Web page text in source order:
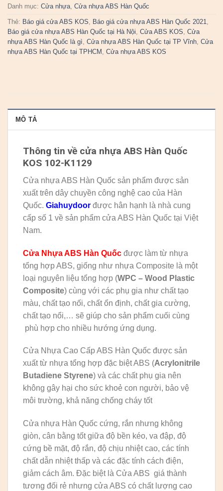
Danh mục: Cửa nhựa, Cửa nhựa ABS Hàn Quốc
Thẻ: Báo giá cửa ABS KOS, Báo giá cửa nhựa ABS Hàn Quốc 2021,
Báo giá cửa nhựa ABS Hàn Quốc tại Hà Nội, Cửa ABS KOS, Cửa
nhựa ABS Hàn Quốc là gì, Cửa nhựa ABS Hàn Quốc tại TP Vĩnh, Cửa
nhựa ABS Hàn Quốc tại TPHCM , Cửa nhựa ABS KOS
MÔ TẢ
Thông tin về cửa nhựa ABS Hàn Quốc
KOS 102-K1129
Cửa nhựa ABS Hàn Quốc sản phẩm được sản
xuất trên dây chuyền công nghệ cao của Hàn
Quốc. Giahuydoor được hân hạnh là nhà cung
cấp số 1 về sản phẩm cửa ABS Hàn Quốc tại Việt
Nam.
Cửa Nhựa ABS Hàn Quốc được làm từ nhựa
tổng hợp ABS, giống như nhựa Composite là một
loại nguyên liệu tổng hợp (WPC – Wood Plastic
Composite) cùng với các phụ gia như chất tạo
màu, chất tạo nối, chất ổn định, chất gia cường,
chất tạo nổi,… sẽ giúp cho sản phẩm cuối cùng
phù hợp cho nhiều hướng ứng dụng.
Cửa Nhựa Cao Cấp ABS Hàn Quốc được sản
xuất từ nhựa tổng hợp đặc biệt ABS (Acrylonitrile
Butadiene Styrene) và các chất phụ gia nên
không gây hại cho sức khoẻ con người, bảo vệ
môi trường, khả năng chống cháy tốt
Cửa nhựa Hàn Quốc cứng, rắn nhưng không
giòn, cân bằng tốt giữa độ bền kéo, va đập, độ
cứng bề mặt, độ rắn, độ chịu nhiệt cao, các tính
chất dẫn nhiệt thấp và các đặc tính cách điện,
giảm cách âm. Đặc biệt là Cửa ABS giá thành
tương đối rẻ nhưng cửa ABS có chất lượng cao